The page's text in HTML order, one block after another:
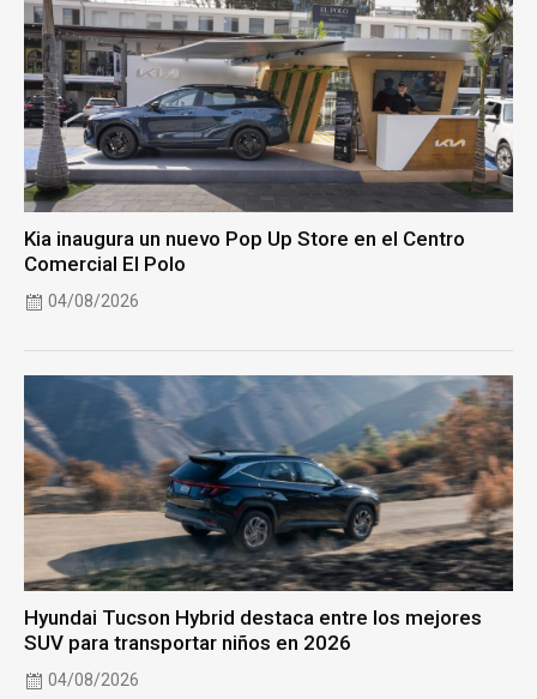
Kia inaugura un nuevo Pop Up Store en el Centro
Comercial El Polo
04/08/2026
Hyundai Tucson Hybrid destaca entre los mejores
SUV para transportar niños en 2026
04/08/2026